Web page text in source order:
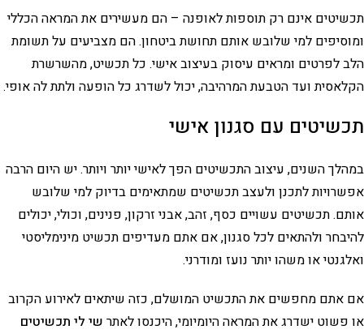
תכשיטים אינם רק תוספות לאופנה – הם מעשירים את המראה הכללי
ומוסיפים למי שלובש אותם תחושת ביטחון. הם מצביעים על תשומת
הלב לפרטים ומראים עיסוק בעיצוב אישי. כל תכשיט, מהשרשרת
הקלאסית ועד הטבעת המרהיבה, יכול לשדרג כל הופעה ולתת לה אופי.
תכשיטים עם סגנון אישי
במהלך השנים, עיצוב התכשיטים הפך לאישי יותר ויותר. יש היום הרבה
אפשרויות לתכנן ולעצב תכשיטים שמתאימים בדיוק למי שלובש
אותם. תכשיטים עשויים כסף, זהב, אבני זרקון, פנינים, וכולי, יכולים
להיבחר ולהתאים לכל סגנון, אם אתם מעדיפים תכשיט מינימליסטי
ואלגנטי או משהו יותר נועז ומודרני.
אם אתם מחפשים את התכשיט המושלם, כזה שיתאים לאירוע הקרוב
או פשוט ישדרג את המראה היומיומי, היכנסו לאתר שי לי תכשיטים